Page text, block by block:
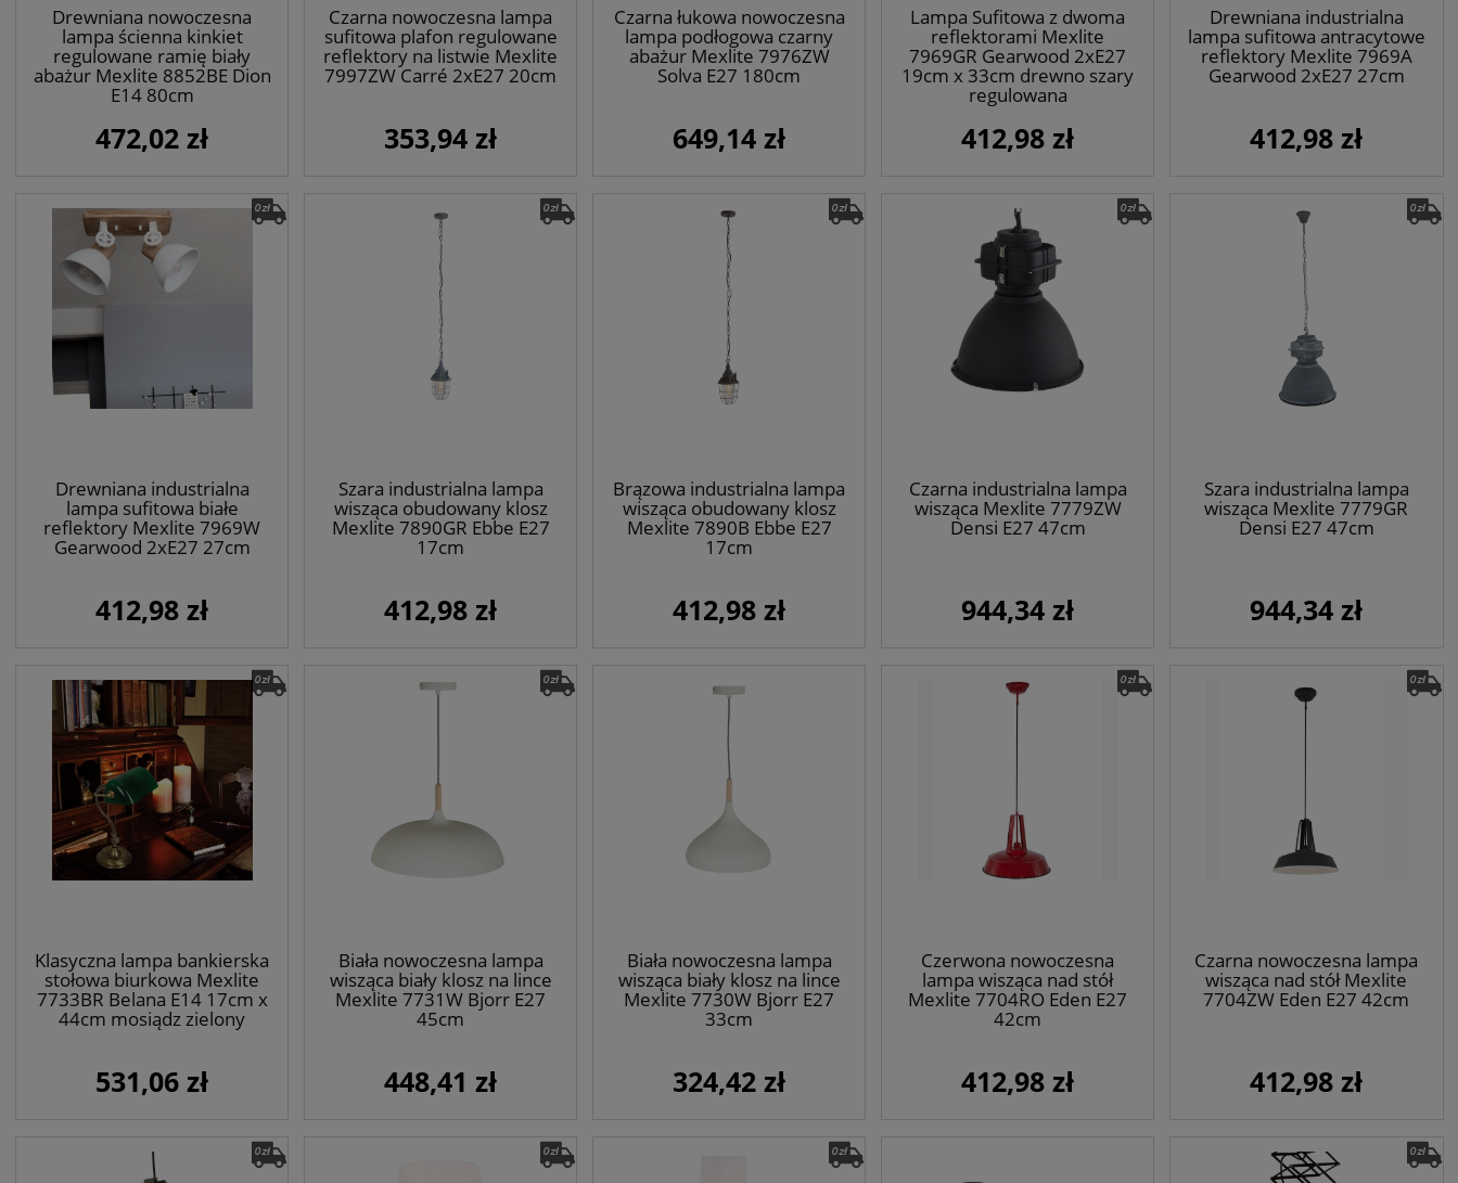
Drewniana nowoczesna
lampa ścienna kinkiet
regulowane ramię biały
abażur Mexlite 8852BE Dion
E14 80cm
472,02 zł
Czarna nowoczesna lampa
sufitowa plafon regulowane
reflektory na listwie Mexlite
7997ZW Carré 2xE27 20cm
353,94 zł
Czarna łukowa nowoczesna
lampa podłogowa czarny
abażur Mexlite 7976ZW
Solva E27 180cm
649,14 zł
Lampa Sufitowa z dwoma
reflektorami Mexlite
7969GR Gearwood 2xE27
19cm x 33cm drewno szary
regulowana
412,98 zł
Drewniana industrialna
lampa sufitowa antracytowe
reflektory Mexlite 7969A
Gearwood 2xE27 27cm
412,98 zł
Drewniana industrialna
lampa sufitowa białe
reflektory Mexlite 7969W
Gearwood 2xE27 27cm
412,98 zł
Szara industrialna lampa
wisząca obudowany klosz
Mexlite 7890GR Ebbe E27
17cm
412,98 zł
Brązowa industrialna lampa
wisząca obudowany klosz
Mexlite 7890B Ebbe E27
17cm
412,98 zł
Czarna industrialna lampa
wisząca Mexlite 7779ZW
Densi E27 47cm
944,34 zł
Szara industrialna lampa
wisząca Mexlite 7779GR
Densi E27 47cm
944,34 zł
Klasyczna lampa bankierska
stołowa biurkowa Mexlite
7733BR Belana E14 17cm x
44cm mosiądz zielony
531,06 zł
Biała nowoczesna lampa
wisząca biały klosz na lince
Mexlite 7731W Bjorr E27
45cm
448,41 zł
Biała nowoczesna lampa
wisząca biały klosz na lince
Mexlite 7730W Bjorr E27
33cm
324,42 zł
Czerwona nowoczesna
lampa wisząca nad stół
Mexlite 7704RO Eden E27
42cm
412,98 zł
Czarna nowoczesna lampa
wisząca nad stół Mexlite
7704ZW Eden E27 42cm
412,98 zł